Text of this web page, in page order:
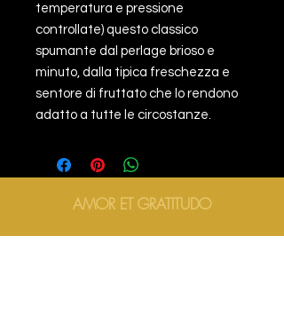
temperatura e pressione
controllate) questo classico
spumante dal perlage brioso e
minuto, dalla tipica freschezza e
sentore di fruttato che lo rendono
adatto a tutte le circostanze.
AMOR ET GRATITUDO